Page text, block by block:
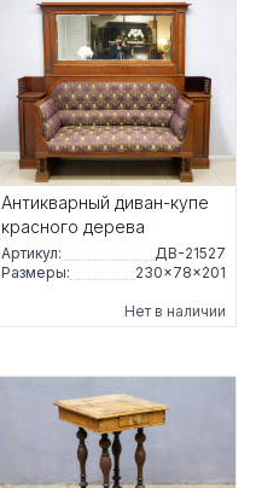
Антикварный диван-купе
красного дерева
Артикул:
ДВ-21527
Размеры:
230×78×201
Нет в наличии